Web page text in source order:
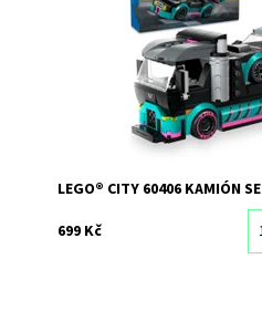
Dostupnost:
Skladem2
11316
LEGO
LEGO® CITY 60406 KAMIÓN
699 Kč